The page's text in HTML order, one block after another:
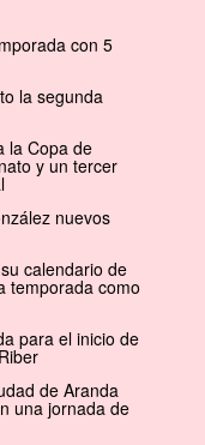
con 5
la segunda
la Copa de
y un tercer
nuevos
calendario de
temporada como
para el inicio de
de Aranda
una jornada de